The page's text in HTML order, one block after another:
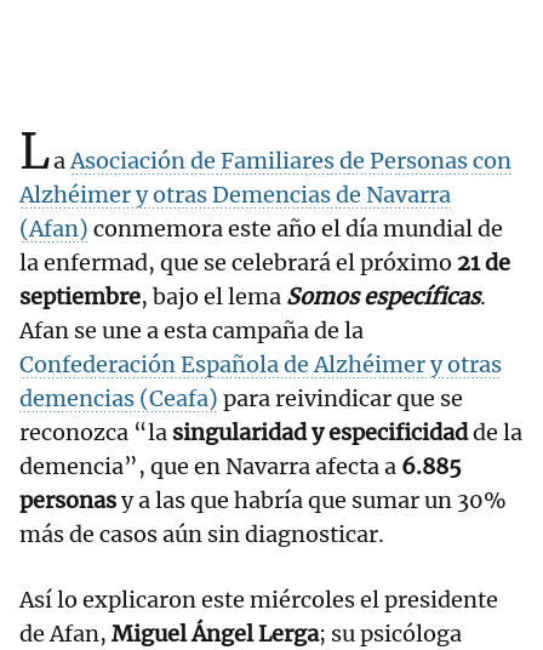
LaAsociación de Familiares de Personas con
Alzhéimer y otras Demencias de Navarra
(Afan) conmemora este año el día mundial de
la enfermad, que se celebrará el próximo 21 de
septiembre, bajo el lema Somos específicas.
Afan se une a esta campaña de la
Confederación Española de Alzhéimer y otras
demencias (Ceafa) para reivindicar que se
reconozca “la singularidad y especificidadde la
demencia”, que en Navarra afecta a 6.885
personasy a las que habría que sumar un 30%
más de casos aún sin diagnosticar.
Así lo explicaron este miércoles el presidente
de Afan, Miguel Ángel Lerga; su psicóloga